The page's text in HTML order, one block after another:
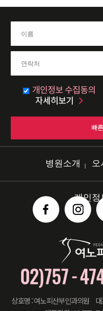
병원소개 오
개인정
상호명 : 여노피산부인과의원